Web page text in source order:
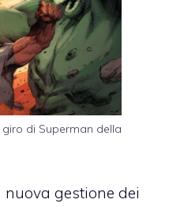
di Superman della
nuova gestione dei